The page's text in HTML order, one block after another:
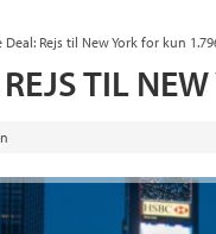
Deal: Rejs til New York for kun
TIL